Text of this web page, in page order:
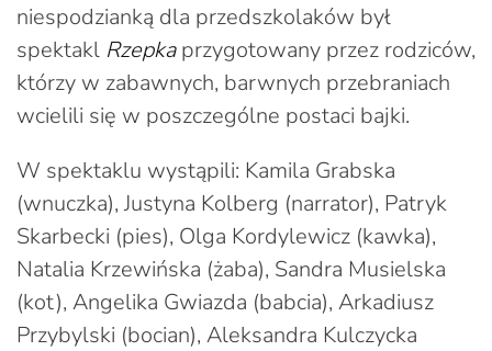
niespodzianką dla przedszkolaków był
spektakl Rzepkaprzygotowany przez rodziców,
którzy w zabawnych, barwnych przebraniach
wcielili się w poszczególne postaci bajki.
W spektaklu wystąpili: Kamila Grabska
(wnuczka), Justyna Kolberg (narrator), Patryk
Skarbecki (pies), Olga Kordylewicz (kawka),
Natalia Krzewińska (żaba), Sandra Musielska
(kot), Angelika Gwiazda (babcia), Arkadiusz
Przybylski (bocian), Aleksandra Kulczycka